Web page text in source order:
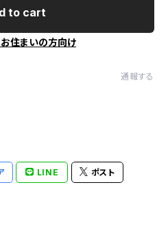
to cart
住まいの方向け
通報する
LINE ポスト